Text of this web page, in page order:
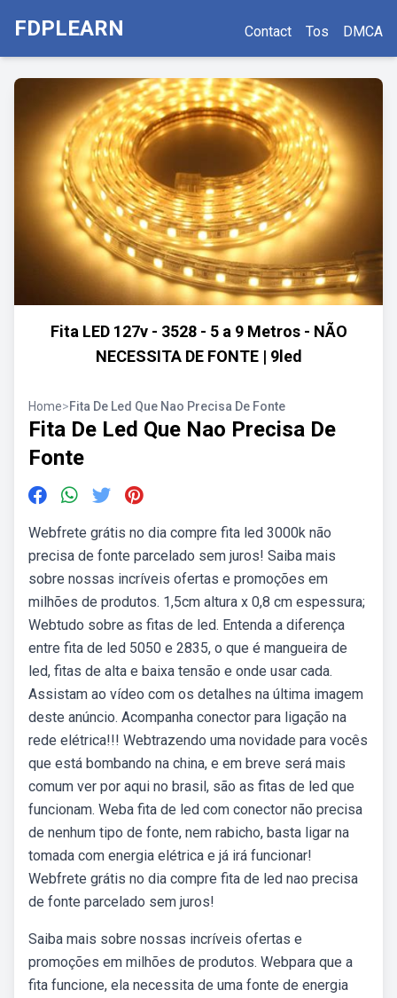
FDPLEARN Contact Tos DMCA
Fita LED 127v - 3528 - 5 a 9 Metros - NÃO
NECESSITA DE FONTE | 9led
Home>Fita De Led Que Nao Precisa De Fonte
Fita De Led Que Nao Precisa De
Fonte
Webfrete grátis no dia compre fita led 3000k não
precisa de fonte parcelado sem juros! Saiba mais
sobre nossas incríveis ofertas e promoções em
milhões de produtos. 1,5cm altura x 0,8 cm espessura;
Webtudo sobre as fitas de led. Entenda a diferença
entre fita de led 5050 e 2835, o que é mangueira de
led, fitas de alta e baixa tensão e onde usar cada.
Assistam ao vídeo com os detalhes na última imagem
deste anúncio. Acompanha conector para ligação na
rede elétrica!!! Webtrazendo uma novidade para vocês
que está bombando na china, e em breve será mais
comum ver por aqui no brasil, são as fitas de led que
funcionam. Weba fita de led com conector não precisa
de nenhum tipo de fonte, nem rabicho, basta ligar na
tomada com energia elétrica e já irá funcionar!
Webfrete grátis no dia compre fita de led nao precisa
de fonte parcelado sem juros!
Saiba mais sobre nossas incríveis ofertas e
promoções em milhões de produtos. Webpara que a
fita funcione, ela necessita de uma fonte de energia